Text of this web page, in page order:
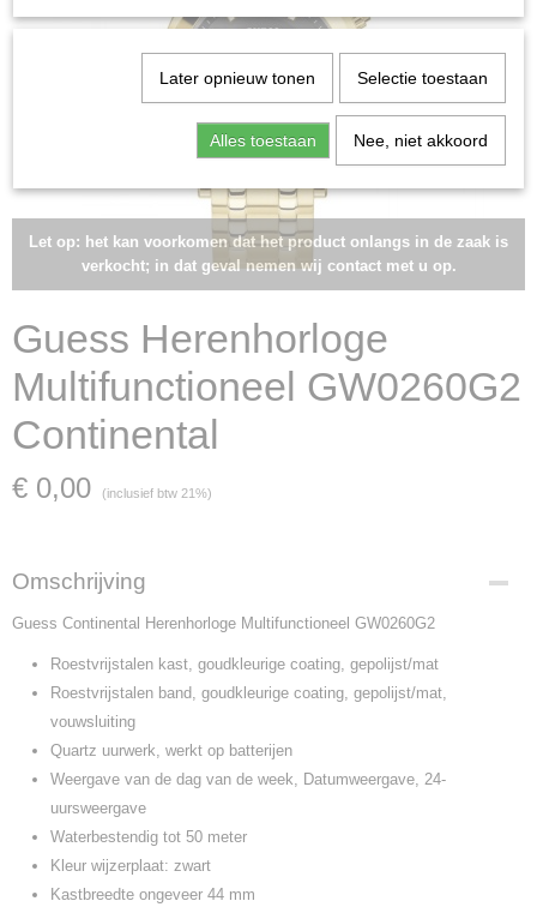
Let op: het kan voorkomen dat het product onlangs in de zaak is
verkocht; in dat geval nemen wij contact met u op.
Guess Herenhorloge
Multifunctioneel GW0260G2
Continental
€ 0,00 (inclusief btw 21%)
Omschrijving
Guess Continental Herenhorloge Multifunctioneel GW0260G2
Roestvrijstalen kast, goudkleurige coating, gepolijst/mat
Roestvrijstalen band, goudkleurige coating, gepolijst/mat,
vouwsluiting
Quartz uurwerk, werkt op batterijen
Weergave van de dag van de week, Datumweergave, 24-
uursweergave
Waterbestendig tot 50 meter
Kleur wijzerplaat: zwart
Kastbreedte ongeveer 44 mm
Later opnieuw tonen Selectie toestaan
Alles toestaan Nee, niet akkoord